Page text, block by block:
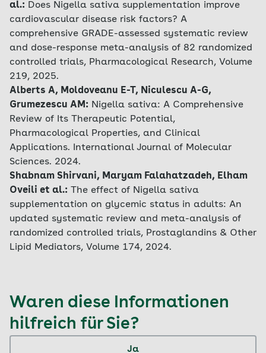
al.: Does Nigella sativa supplementation improve
cardiovascular disease risk factors? A
comprehensive GRADE-assessed systematic review
and dose-response meta-analysis of 82 randomized
controlled trials, Pharmacological Research, Volume
219, 2025.
Alberts A, Moldoveanu E-T, Niculescu A-G,
Grumezescu AM: Nigella sativa: A Comprehensive
Review of Its Therapeutic Potential,
Pharmacological Properties, and Clinical
Applications. International Journal of Molecular
Sciences. 2024.
Shabnam Shirvani, Maryam Falahatzadeh, Elham
Oveili et al.: The effect of Nigella sativa
supplementation on glycemic status in adults: An
updated systematic review and meta-analysis of
randomized controlled trials, Prostaglandins & Other
Lipid Mediators, Volume 174, 2024.
Waren diese Informationen
hilfreich für Sie?
Ja